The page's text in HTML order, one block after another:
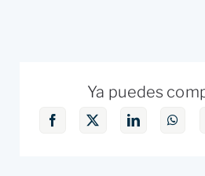
Ya puedes